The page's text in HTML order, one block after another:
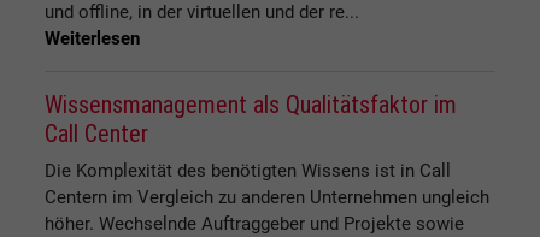
und offline, in der virtuellen und der re...
Weiterlesen
Wissensmanagement als Qualitätsfaktor im
Call Center
Die Komplexität des benötigten Wissens ist in Call
Centern im Vergleich zu anderen Unternehmen ungleich
höher. Wechselnde Auftraggeber und Projekte sowie